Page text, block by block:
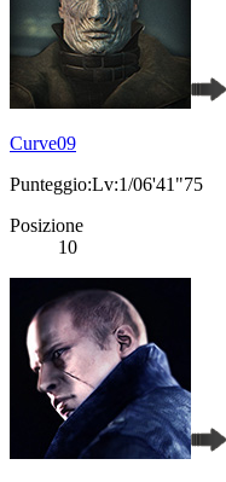
Curve09
Punteggio:Lv:1/06'41"75
Posizione
10